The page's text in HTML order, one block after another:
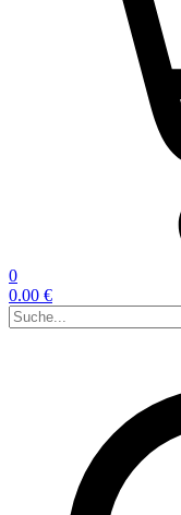
0
0.00 €